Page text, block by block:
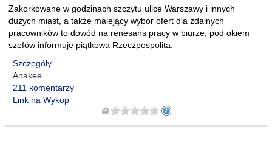
Zakorkowane w godzinach szczytu ulice Warszawy i innych
dużych miast, a także malejący wybór ofert dla zdalnych
pracowników to dowód na renesans pracy w biurze, pod okiem
szefów informuje piątkowa Rzeczpospolita.
Szczegóły
Anakee
211 komentarzy
Link na Wykop